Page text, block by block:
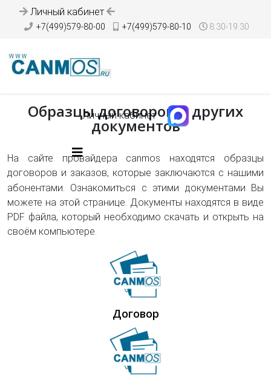
Личный кабинет
+7(499)579-80-00 +7(499)579-80-10 8:30-19:30
Личный кабинет
Образцы договоров и других
документов
На сайте провайдера canmos находятся образцы
договоров и заказов, которые заключаются с нашими
абонентами. Ознакомиться с этими документами Вы
можете на этой странице. Документы находятся в виде
PDF файла, который необходимо скачать и открыть на
своём компьютере.
Договор